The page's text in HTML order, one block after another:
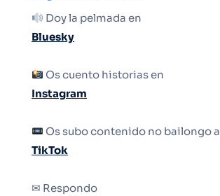
Doy la pelmada en
Bluesky
Os cuento historias en
Instagram
Os subo contenido no bailongo a
TikTok
✉ Respondo